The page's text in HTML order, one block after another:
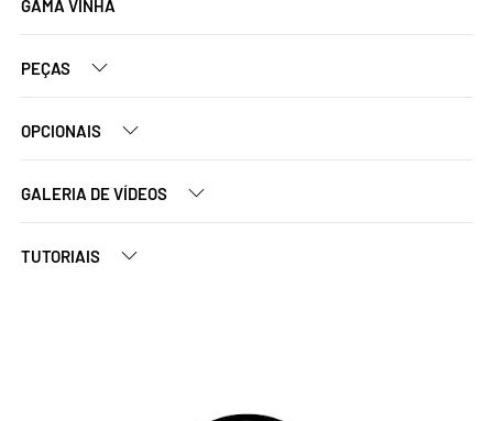
GAMA VINHA
PEÇAS
OPCIONAIS
GALERIA DE VÍDEOS
TUTORIAIS